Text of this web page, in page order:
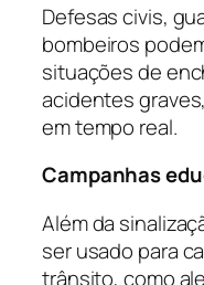
Defesas civis,
bombeiros
situações de
acidentes
em tempo real.
Campanhas
Além da
ser usado para
trânsito, como